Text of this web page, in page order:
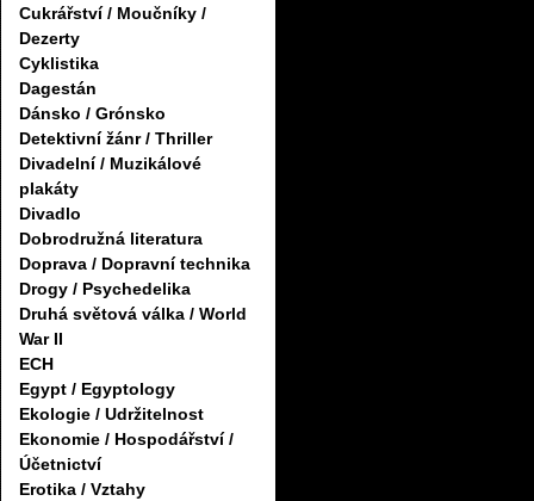
Cukrářství / Moučníky /
Dezerty
Cyklistika
Dagestán
Dánsko / Grónsko
Detektivní žánr / Thriller
Divadelní / Muzikálové
plakáty
Divadlo
Dobrodružná literatura
Doprava / Dopravní technika
Drogy / Psychedelika
Druhá světová válka / World
War II
ECH
Egypt / Egyptology
Ekologie / Udržitelnost
Ekonomie / Hospodářství /
Účetnictví
Erotika / Vztahy